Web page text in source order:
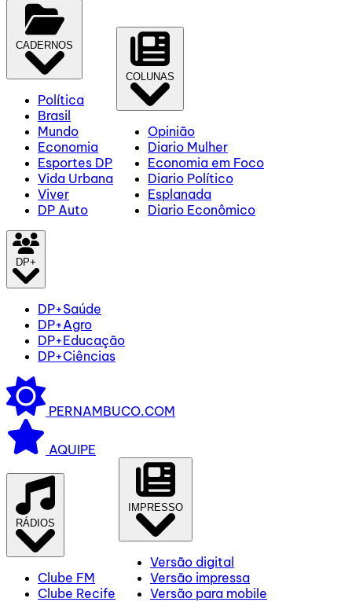
CADERNOS
Política
Brasil
Mundo
Economia
Esportes DP
Vida Urbana
Viver
DP Auto
COLUNAS
Opinião
Diario Mulher
Economia em Foco
Diario Político
Esplanada
Diario Econômico
DP+
DP+Saúde
DP+Agro
DP+Educação
DP+Ciências
PERNAMBUCO.COM
AQUIPE
RÁDIOS
Clube FM
Clube Recife
IMPRESSO
Versão digital
Versão impressa
Versão para mobile